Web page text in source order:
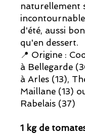
naturellement
d'été, aussi
qu'en dessert.
📍 Origine :
à Bellegarde
à Arles (13),
Maillane (13)
Rabelais (37)
1 kg de